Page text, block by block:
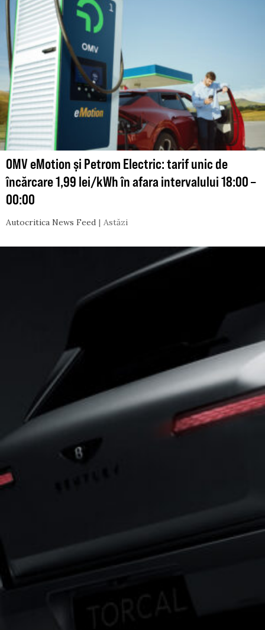
OMV eMotion și Petrom Electric: tarif unic de
încărcare 1,99 lei/kWh în afara intervalului 18:00 –
00:00
Autocritica News Feed Astăzi